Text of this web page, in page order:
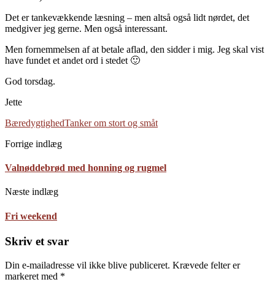
Det er tankevækkende læsning – men altså også lidt nørdet, det
medgiver jeg gerne. Men også interessant.
Men fornemmelsen af at betale aflad, den sidder i mig. Jeg skal vist
have fundet et andet ord i stedet 🙂
God torsdag.
Jette
BæredygtighedTanker om stort og småt
Forrige indlæg
Valnøddebrød med honning og rugmel
Næste indlæg
Fri weekend
Skriv et svar
Din e-mailadresse vil ikke blive publiceret. Krævede felter er
markeret med *